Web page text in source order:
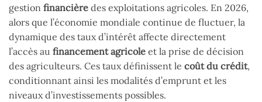
gestion financière des exploitations agricoles. En 2026,
alors que l’économie mondiale continue de fluctuer, la
dynamique des taux d’intérêt affecte directement
l’accès au financement agricole et la prise de décision
des agriculteurs. Ces taux définissent le coût du crédit,
conditionnant ainsi les modalités d’emprunt et les
niveaux d’investissements possibles.